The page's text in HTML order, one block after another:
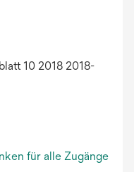
10 2018 2018-